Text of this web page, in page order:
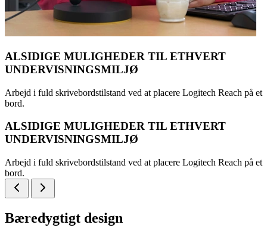
ALSIDIGE MULIGHEDER TIL ETHVERT
UNDERVISNINGSMILJØ
Arbejd i fuld skrivebordstilstand ved at placere Logitech Reach på et
bord.
ALSIDIGE MULIGHEDER TIL ETHVERT
UNDERVISNINGSMILJØ
Arbejd i fuld skrivebordstilstand ved at placere Logitech Reach på et
bord.
Bæredygtigt design